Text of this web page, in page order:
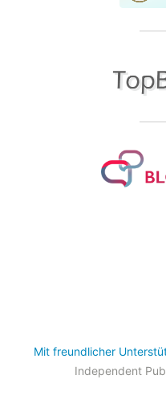
Mit freundlicher
Independent